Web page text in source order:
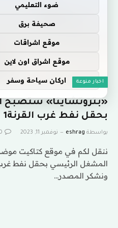
اخبار منوعة
«بتروتشاينا» ستصبح
بحقل نفط غرب القرنة1
بواسطة eshrag نوفمبر 11, 2023
ننقل لكم في موقع كتاكيت
ونشكر المصدر…
ضوء التعليمي
صحيفة برق
موقع اشراقات
موقع اشراق اون لاين
اركان سياحة وسفر